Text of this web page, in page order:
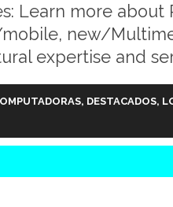
Learn more about
new/
expertise and
, DESTACADOS,